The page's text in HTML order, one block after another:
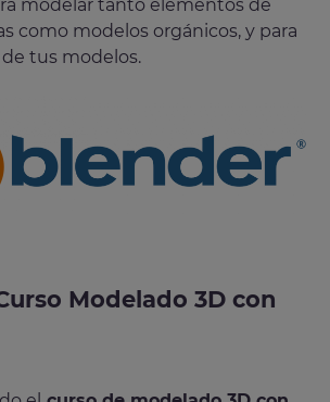
modelar tanto elementos de
como modelos orgánicos, y para
tus modelos.
Modelado 3D con